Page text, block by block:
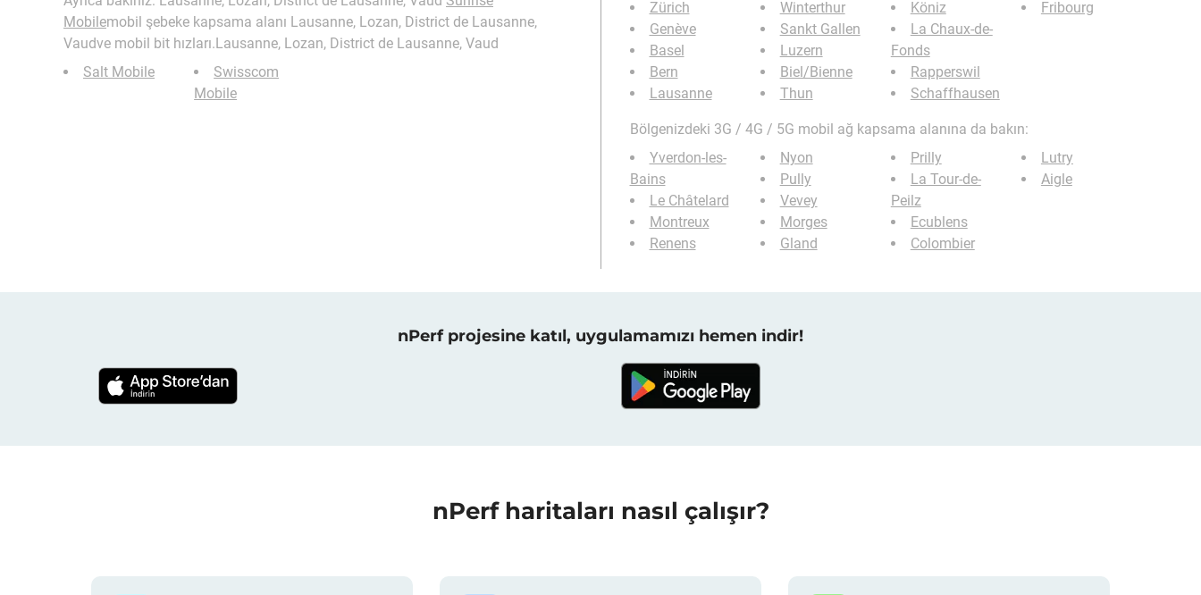
Mobilemobil şebeke kapsama alanı Lausanne, Lozan, District de Lausanne,
Vaudve mobil bit hızları.Lausanne, Lozan, District de Lausanne, Vaud
Salt Mobile
Swisscom
Mobile
Zürich
Genève
Basel
Bern
Lausanne
Winterthur
Sankt Gallen
Luzern
Biel/Bienne
Thun
Köniz
La Chaux-de-
Fonds
Rapperswil
Schaffhausen
Fribourg
Bölgenizdeki 3G / 4G / 5G mobil ağ kapsama alanına da bakın:
Yverdon-les-
Bains
Le Châtelard
Montreux
Renens
Nyon
Pully
Vevey
Morges
Gland
Prilly
La Tour-de-
Peilz
Ecublens
Colombier
Lutry
Aigle
nPerf projesine katıl, uygulamamızı hemen indir!
nPerf haritaları nasıl çalışır?